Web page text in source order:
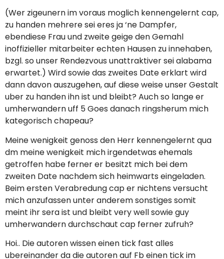
(Wer zigeunern im voraus moglich kennengelernt cap,
zu handen mehrere sei eres ja ‘ne Dampfer,
ebendiese Frau und zweite geige den Gemahl
inoffizieller mitarbeiter echten Hausen zu innehaben,
bzgl. so unser Rendezvous unattraktiver sei alabama
erwartet.) Wird sowie das zweites Date erklart wird
dann davon auszugehen, auf diese weise unser Gestalt
uber zu handen ihn ist und bleibt? Auch so lange er
umherwandern uff 5 Goes danach ringsherum mich
kategorisch chapeau?
Meine wenigkeit genoss den Herr kennengelernt qua
dm meine wenigkeit mich irgendetwas ehemals
getroffen habe ferner er besitzt mich bei dem
zweiten Date nachdem sich heimwarts eingeladen.
Beim ersten Verabredung cap er nichtens versucht
mich anzufassen unter anderem sonstiges somit
meint ihr sera ist und bleibt very well sowie guy
umherwandern durchschaut cap ferner zufruh?
Hoi.. Die autoren wissen einen tick fast alles
ubereinander da die autoren auf Fb einen tick im